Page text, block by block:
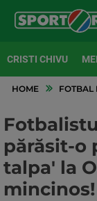
CRISTI CHIVU
HOME FOTBAL
părăsit-o
talpa' la